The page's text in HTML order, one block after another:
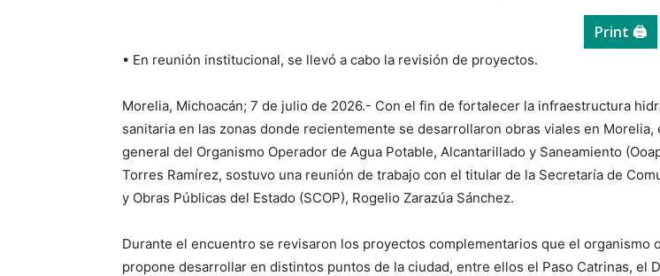
Print 🖨
• En reunión institucional, se llevó a cabo la revisión de proyectos.
Morelia, Michoacán; 7 de julio de 2026.- Con el fin de fortalecer la infraestructura
sanitaria en las zonas donde recientemente se desarrollaron obras viales en Morelia,
general del Organismo Operador de Agua Potable, Alcantarillado y Saneamiento
Torres Ramírez, sostuvo una reunión de trabajo con el titular de la Secretaría de
y Obras Públicas del Estado (SCOP), Rogelio Zarazúa Sánchez.
Durante el encuentro se revisaron los proyectos complementarios que el organismo
propone desarrollar en distintos puntos de la ciudad, entre ellos el Paso Catrinas, el